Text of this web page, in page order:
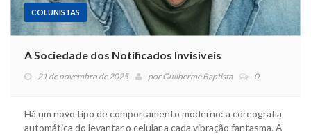
COLUNISTAS
A Sociedade dos Notificados Invisíveis
21 de novembro de 2025 porGuilherme Baptista 0
Há um novo tipo de comportamento moderno: a coreografia
automática do levantar o celular a cada vibração fantasma. A